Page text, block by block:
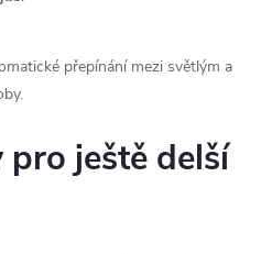
přepínání mezi světlým a
ještě delší